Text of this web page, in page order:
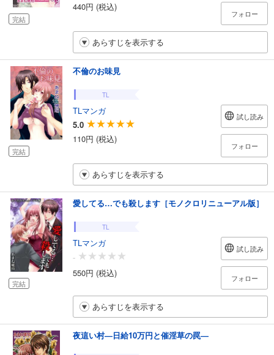
完結
440円 (税込)
フォロー
あらすじを表示する
完結
不倫のお味見
TL
TLマンガ
5.0
110円 (税込)
試し読み
フォロー
あらすじを表示する
完結
愛してる…でも殺します［モノクロリニューアル版］
TL
TLマンガ
-
550円 (税込)
試し読み
フォロー
あらすじを表示する
夜這い村―日給10万円と催淫草の罠―